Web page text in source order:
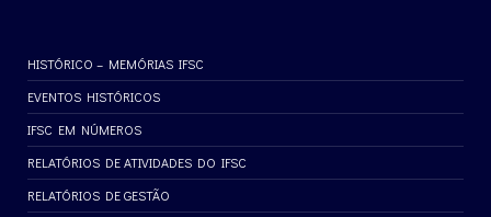
HISTÓRICO – MEMÓRIAS IFSC
EVENTOS HISTÓRICOS
IFSC EM NÚMEROS
RELATÓRIOS DE ATIVIDADES DO IFSC
RELATÓRIOS DE GESTÃO